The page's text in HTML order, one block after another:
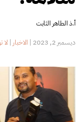
أ.ذ الطاهر الثابت
ديسمبر 2, 2023 | الاخبار |لا